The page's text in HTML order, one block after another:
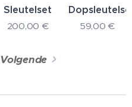
Sleutelset
200,00 € 59,00 €
Volgende